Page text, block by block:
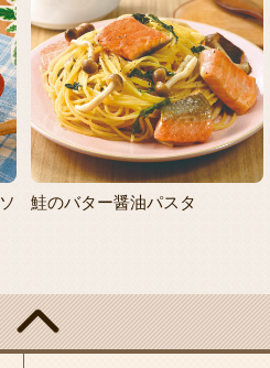
鮭のバター醤油パスタ